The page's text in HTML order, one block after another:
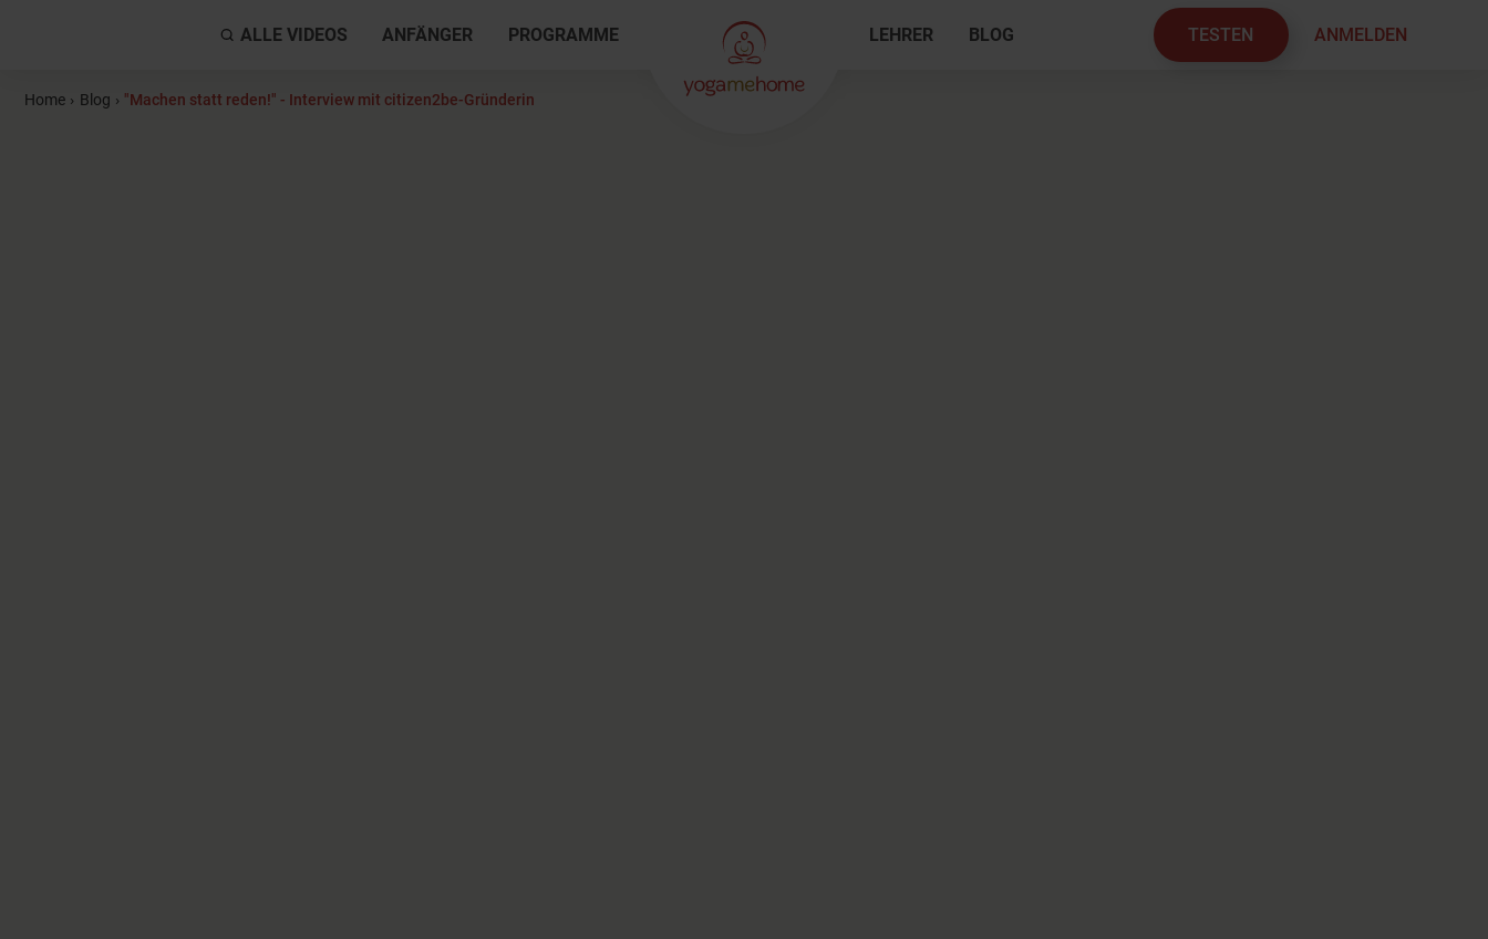
ALLE VIDEOS ANFÄNGER PROGRAMME LEHRER BLOG TESTEN ANMELDEN
Home › Blog › "Machen statt reden!" - Interview mit citizen2be-Gründerin